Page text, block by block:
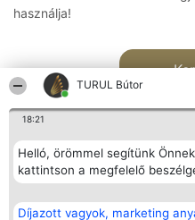
TURUL Bútor
18:21
Helló, örömmel segítünk
kattintson a megfelelő
Díjazott vagyok, marketing
használja!
Rangsorszervező
SC Beautiful Company S.R.L.